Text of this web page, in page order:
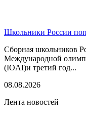
Школьники России
Сборная школьников
Международной
(IOAI)и третий год...
08.08.2026
Лента новостей